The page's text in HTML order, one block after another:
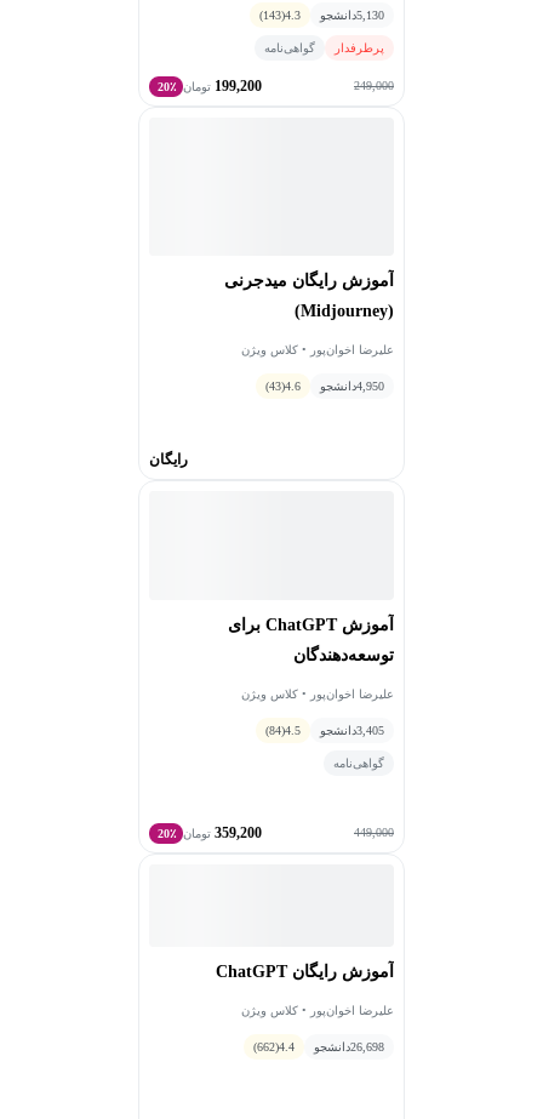
5,130دانشجو 4.3
(143)
پرطرفدار گواهی‌نامه
249,000
199,200 تومان 20٪
آموزش رایگان میدجرنی
(Midjourney)
علیرضا اخوان‌پور • کلاس ویژن
4,950دانشجو 4.6
(43)
رایگان
آموزش ChatGPT برای
توسعه‌دهندگان
علیرضا اخوان‌پور • کلاس ویژن
3,405دانشجو 4.5
(84)
گواهی‌نامه
449,000
359,200 تومان 20٪
آموزش رایگان ChatGPT
علیرضا اخوان‌پور • کلاس ویژن
26,698دانشجو 4.4
(662)